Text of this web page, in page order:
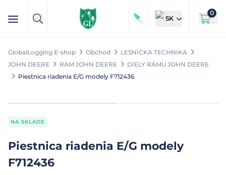
SK
0
GlobalLogging E-shop Obchod
LESNÍCKA TECHNIKA
JOHN DEERE
RÁM JOHN DEERE
DIELY RÁMU JOHN DEERE
Piestnica riadenia E/G modely F712436
NA SKLADE
Piestnica riadenia E/G modely
F712436